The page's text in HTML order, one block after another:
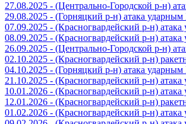
27.08.2025 - (Центрально-Городской р-н)
29.08.2025 - (Горняцкий р-н) атака
07.09.2025 - (Красногвардейский р-н)
08.09.2025 - (Красногвардейский р-н)
26.09.2025 - (Центрально-Городской р-н)
02.10.2025 - (Красногвардейский р-н)
04.10.2025 - (Горняцкий р-н) атака
21.10.2025 - (Красногвардейский р-н)
10.01.2026 - (Красногвардейский р-н)
12.01.2026 - (Красногвардейский р-н)
01.02.2026 - (Красногвардейский р-н)